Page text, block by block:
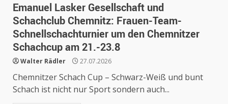
Emanuel Lasker Gesellschaft und
Schachclub Chemnitz: Frauen-Team-
Schnellschachturnier um den Chemnitzer
Schachcup am 21.-23.8
Walter Rädler 27.07.2026
Chemnitzer Schach Cup – Schwarz-Weiß und bunt
Schach ist nicht nur Sport sondern auch...